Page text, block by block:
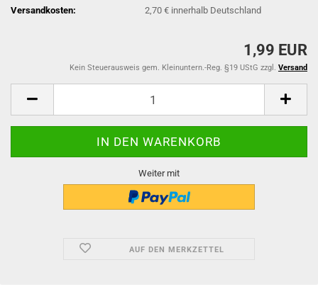
Versandkosten:
2,70 € innerhalb Deutschland
1,99 EUR
Kein Steuerausweis gem. Kleinuntern.-Reg. §19 UStG zzgl. Versand
Weiter mit
AUF DEN MERKZETTEL